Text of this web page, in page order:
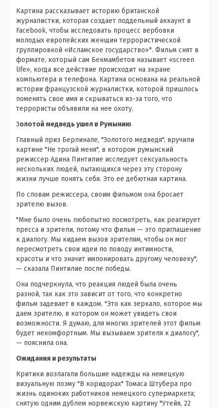
Картина рассказывает историю британской
журналистки, которая создает поддельный аккаунт в
Facebook, чтобы исследовать процесс вербовки
молодых европейских женщин террористической
группировкой «Исламское государство»*. Фильм снят в
формате, который сам Бекмамбетов называет «screen
life», когда все действие происходит на экране
компьютера и телефона. Картина основана на реальной
истории французской журналистки, которой пришлось
поменять свое имя и скрываться из-за того, что
террористы объявили на нее охоту.
Золотой медведь ушел в Румынию
Главный приз Берлинале, "Золотого медведя", вручили
картине "Не трогай меня", в котором румынский
режиссер Адина Пинтилие исследует сексуальность
нескольких людей, пытающихся через эту сторону
жизни лучше понять себя. Это ее дебютная картина.
По словам режиссера, своим фильмом она бросает
зрителю вызов.
"Мне было очень любопытно посмотреть, как реагирует
пресса и зрители, потому что фильм — это приглашение
к диалогу. Мы кидаем вызов зрителям, чтобы он мог
пересмотреть свои идеи по поводу интимности,
красоты и что значит импонировать другому человеку",
— сказала Пинтилие после победы.
Она подчеркнула, что реакция людей была очень
разной, так как это зависит от того, что конкретно
фильм задевает в каждом. "Это как зеркало, которое мы
даем зрителю, в котором он может увидеть свои
возможности. Я думаю, для многих зрителей этот фильм
будет некомфортным. Мы вызываем зрителя к диалогу",
— пояснила она.
Ожидания и результаты
Критики возлагали большие надежды на немецкую
визуальную поэму "В коридорах" Томаса Штубера про
жизнь одиноких работников немецкого супермаркета;
снятую одним дублем норвежскую картину "Утейя, 22